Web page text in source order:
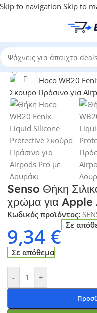
Skip to navigation Skip to
Αρχική σελίδα/Bluetooth
Click to enlarge
Senso Θήκη
χρώμα για
Κωδικός προϊόντος:
9,34 € Σε
Σε απόθεμα
- +